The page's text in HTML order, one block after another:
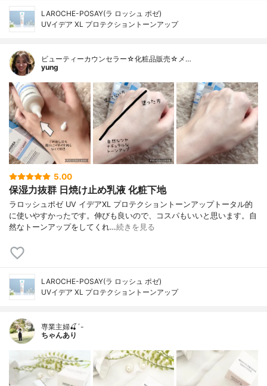
LAROCHE-POSAY(ラ ロッシュ ポゼ)
UVイデア XL プロテクショントーンアップ
ビューティーカウンセラー☆化粧品販売☆メ…
yung
5.00
保湿力抜群 日焼け止め乳液 化粧下地
ラロッシュポゼ UV イデアXL プロテクショントーンアップトータル的
に使いやすかったです。伸びも良いので、コスパもいいと思います。自
然なトーンアップをしてくれ…続きを見る
LAROCHE-POSAY(ラ ロッシュ ポゼ)
UVイデア XL プロテクショントーンアップ
専業主婦🍒´-
ちゃんあり